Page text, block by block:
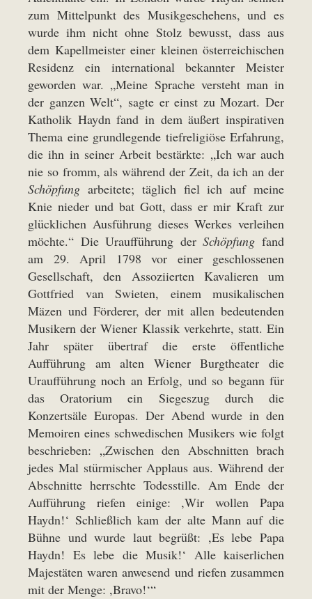
zum Mittelpunkt des Musikgeschehens, und es
wurde ihm nicht ohne Stolz bewusst, dass aus
dem Kapellmeister einer kleinen österreichischen
Residenz ein international bekannter Meister
geworden war. „Meine Sprache versteht man in
der ganzen Welt“, sagte er einst zu Mozart. Der
Katholik Haydn fand in dem äußert inspirativen
Thema eine grundlegende tiefreligiöse Erfahrung,
die ihn in seiner Arbeit bestärkte: „Ich war auch
nie so fromm, als während der Zeit, da ich an der
Schöpfung arbeitete; täglich fiel ich auf meine
Knie nieder und bat Gott, dass er mir Kraft zur
glücklichen Ausführung dieses Werkes verleihen
möchte.“ Die Uraufführung derSchöpfung fand
am 29. April 1798 vor einer geschlossenen
Gesellschaft, den Assoziierten Kavalieren um
Gottfried van Swieten, einem musikalischen
Mäzen und Förderer, der mit allen bedeutenden
Musikern der Wiener Klassik verkehrte, statt. Ein
Jahr später übertraf die erste öffentliche
Aufführung am alten Wiener Burgtheater die
Uraufführung noch an Erfolg, und so begann für
das Oratorium ein Siegeszug durch die
Konzertsäle Europas. Der Abend wurde in den
Memoiren eines schwedischen Musikers wie folgt
beschrieben: „Zwischen den Abschnitten brach
jedes Mal stürmischer Applaus aus. Während der
Abschnitte herrschte Todesstille. Am Ende der
Aufführung riefen einige: ,Wir wollen Papa
Haydn!‘ Schließlich kam der alte Mann auf die
Bühne und wurde laut begrüßt: ,Es lebe Papa
Haydn! Es lebe die Musik!‘ Alle kaiserlichen
Majestäten waren anwesend und riefen zusammen
mit der Menge: ,Bravo!‘“